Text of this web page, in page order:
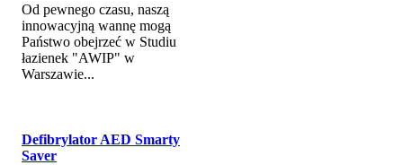
Od pewnego czasu, naszą
innowacyjną wannę mogą
Państwo obejrzeć w Studiu
łazienek "AWIP" w
Warszawie...
Defibrylator AED Smarty
Saver